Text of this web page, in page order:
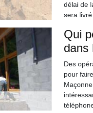
délai de
sera
Qui
dans
Des
pour